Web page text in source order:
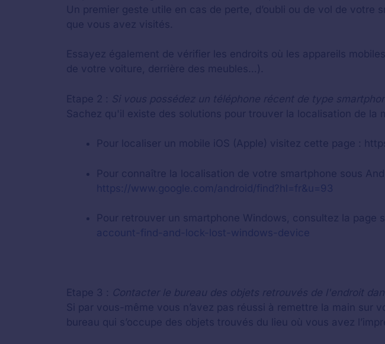
Un premier geste utile en cas de perte, d’oubli ou de vol de
que vous avez visités.
Essayez également de vérifier les endroits où les appareils
de votre voiture, derrière des meubles…).
Etape 2 : Si vous possédez un téléphone récent de type
Sachez qu'il existe des solutions pour trouver la localisation de la
Pour localiser un mobile iOS (Apple) visitez cette page :
Pour connaître la localisation de votre smartphone sous
https://www.google.com/android/find?hl=fr&u=93
Pour retrouver un smartphone Windows, consultez la page
account-find-and-lock-lost-windows-device
Etape 3 : Contacter le bureau des objets retrouvés de l'endroit
Si par vous-même vous n’avez pas réussi à remettre la main
bureau qui s’occupe des objets trouvés du lieu où vous avez